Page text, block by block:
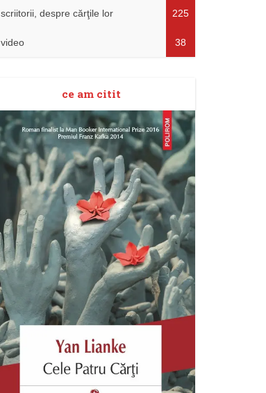
scriitorii, despre cărţile lor 225
video 38
ce am citit